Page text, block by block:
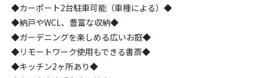
◆カーポート2台駐車可能（車種による）◆
◆納戸やWCL、豊富な収納◆
◆ガーデニングを楽しめる広いお庭◆
◆リモートワーク使用もできる書斎◆
◆キッチン2ヶ所あり◆